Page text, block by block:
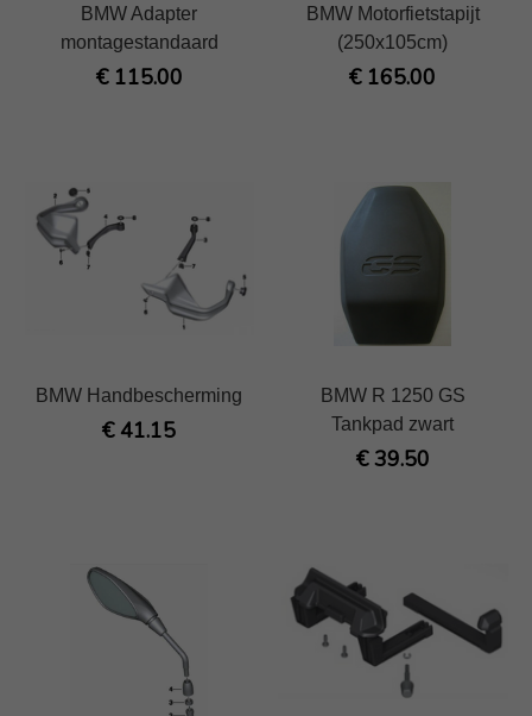
BMW Adapter
montagestandaard
€ 115.00
BMW Motorfietstapijt
(250x105cm)
€ 165.00
BMW Handbescherming
€ 41.15
BMW R 1250 GS
Tankpad zwart
€ 39.50